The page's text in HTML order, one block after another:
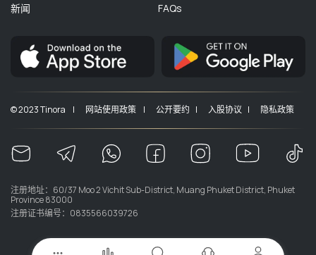
新闻
FAQs
© 2023 Tinora | 网站使用政策 | 公开要约 | 入股协议 | 隐私政策
注册地址：60/37 Moo 2 Vichit Sub-District, Muang Phuket District, Phuket
Province 83000
注册证书编号：0835566039726